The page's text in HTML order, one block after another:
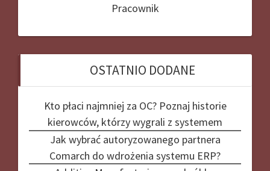
Pracownik
OSTATNIO DODANE
Kto płaci najmniej za OC? Poznaj historie
kierowców, którzy wygrali z systemem
Jak wybrać autoryzowanego partnera
Comarch do wdrożenia systemu ERP?